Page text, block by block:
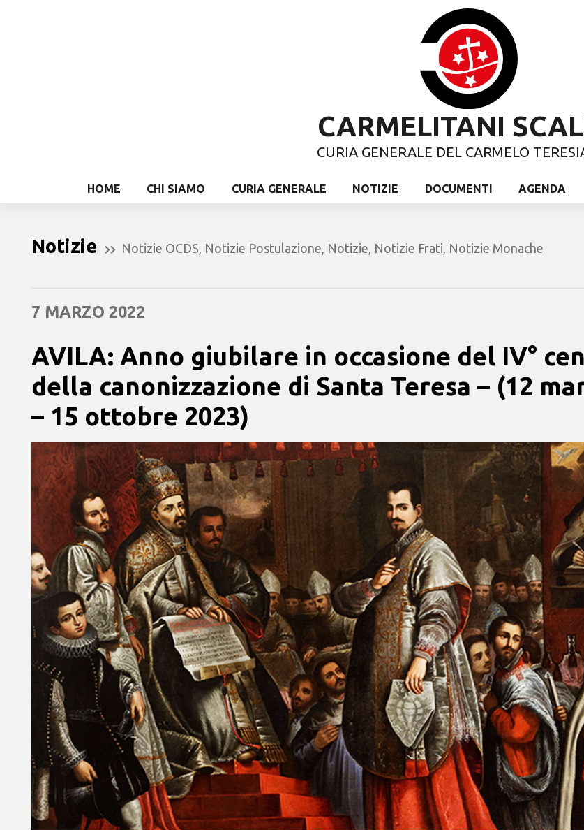
CARMELITANI
CURIA GENERALE DEL CARMELO
HOME CHI SIAMO CURIA GENERALE NOTIZIE DOCUMENTI AGENDA
Notizie Notizie OCDS Notizie Postulazione Notizie Notizie Frati Notizie Monache
7 MARZO 2022
AVILA: Anno giubilare in occasione del IV°
della canonizzazione di Santa Teresa – (12
– 15 ottobre 2023)